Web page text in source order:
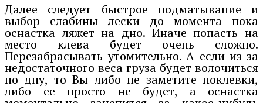
Далее следует быстрое подматывание и
выбор слабины лески до момента пока
оснастка ляжет на дно. Иначе попасть на
место клева будет очень сложно.
Перезабрасывать утомительно. А если из-за
недостаточного веса груза будет волочиться
по дну, то Вы либо не заметите поклевки,
либо ее просто не будет, а оснастка